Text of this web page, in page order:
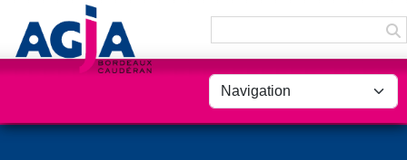
Panneau de gestion des cookies